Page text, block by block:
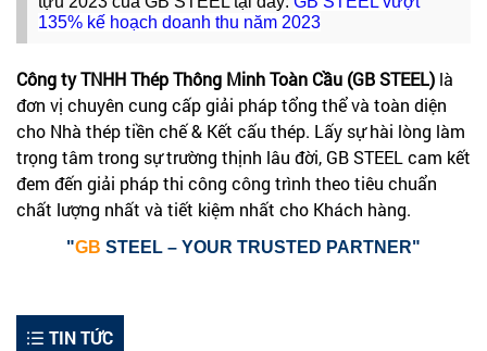
TIN TỨC
135% kế hoạch doanh thu năm 2023
Công ty TNHH Thép Thông Minh Toàn Cầu (GB STEEL) là
đơn vị chuyên cung cấp giải pháp tổng thể và toàn diện
cho Nhà thép tiền chế & Kết cấu thép. Lấy sự hài lòng làm
trọng tâm trong sự trường thịnh lâu đời, GB STEEL cam kết
đem đến giải pháp thi công công trình theo tiêu chuẩn
chất lượng nhất và tiết kiệm nhất cho Khách hàng.
"GB STEEL – YOUR TRUSTED PARTNER"